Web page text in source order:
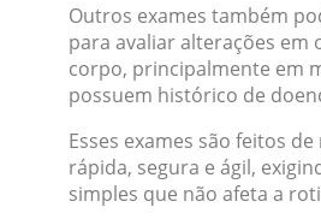
Outros exames também
para avaliar alterações em
corpo, principalmente em
possuem histórico de
Esses exames são feitos
rápida, segura e ágil,
simples que não afeta a